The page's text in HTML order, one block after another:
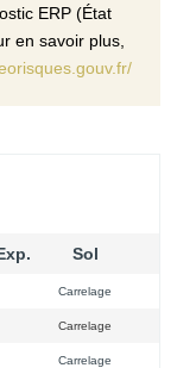
ERP (État
en savoir plus,
Sol
Carrelage
Carrelage
Carrelage